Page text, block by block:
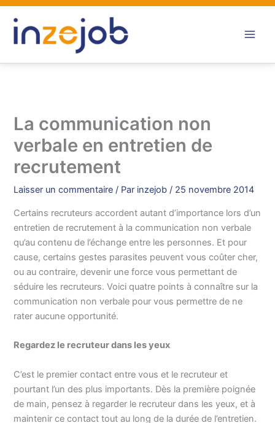
Aller
contenu
La communication non
verbale en entretien de
recrutement
Laisser un commentaire / Par inzejob/ 25 novembre 2014
Certains recruteurs accordent autant d’importance lors d’un
entretien de recrutement à la communication non verbale
qu’au contenu de l’échange entre les personnes. Et pour
cause, certains gestes parasites peuvent vous coûter cher,
ou au contraire, devenir une force vous permettant de
séduire les recruteurs. Voici quatre points à connaître sur la
communication non verbale pour vous permettre de ne
rater aucune opportunité.
Regardez le recruteur dans les yeux
C’est le premier contact entre vous et le recruteur et
pourtant l’un des plus importants. Dès la première poignée
de main, pensez à regarder le recruteur dans les yeux, et à
maintenir ce contact tout au long de la durée de l’entretien.